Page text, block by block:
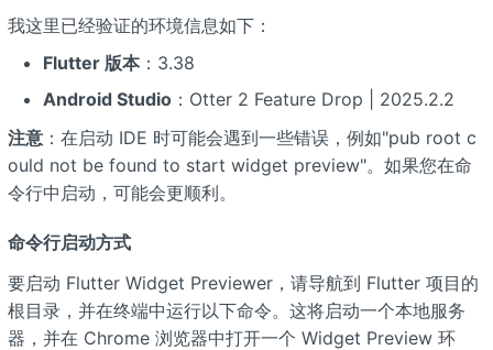
我这里已经验证的环境信息如下：
Flutter 版本：3.38
Android Studio：Otter 2 Feature Drop | 2025.2.2
注意：在启动 IDE 时可能会遇到一些错误，例如"pub root c
ould not be found to start widget preview"。如果您在命
令行中启动，可能会更顺利。
命令行启动方式
要启动 Flutter Widget Previewer，请导航到 Flutter 项目的
根目录，并在终端中运行以下命令。这将启动一个本地服务
器，并在 Chrome 浏览器中打开一个 Widget Preview 环